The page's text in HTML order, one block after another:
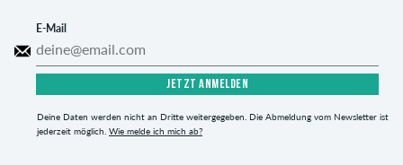
E-Mail
JETZT ANMELDEN
Deine Daten werden nicht an Dritte weitergegeben. Die Abmeldung vom Newsletter ist
jederzeit möglich. Wie melde ich mich ab?